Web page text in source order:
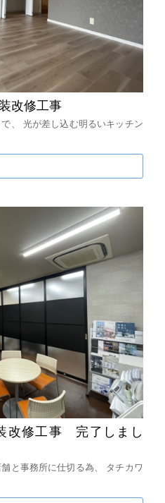
改修工事
、
光が差し込む明るいキッチン
改修工事 完了しまし
と事務所に仕切る為、
タチカワ